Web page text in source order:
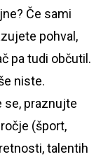
Če sami
pohval,
pa tudi občutil.
niste.
se, praznujte
(šport,
talentih